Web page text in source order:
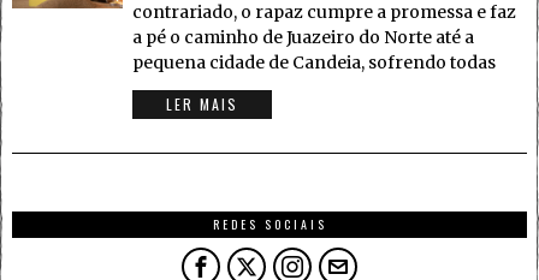
contrariado, o rapaz cumpre a promessa e faz
a pé o caminho de Juazeiro do Norte até a
pequena cidade de Candeia, sofrendo todas
LER MAIS
REDES SOCIAIS